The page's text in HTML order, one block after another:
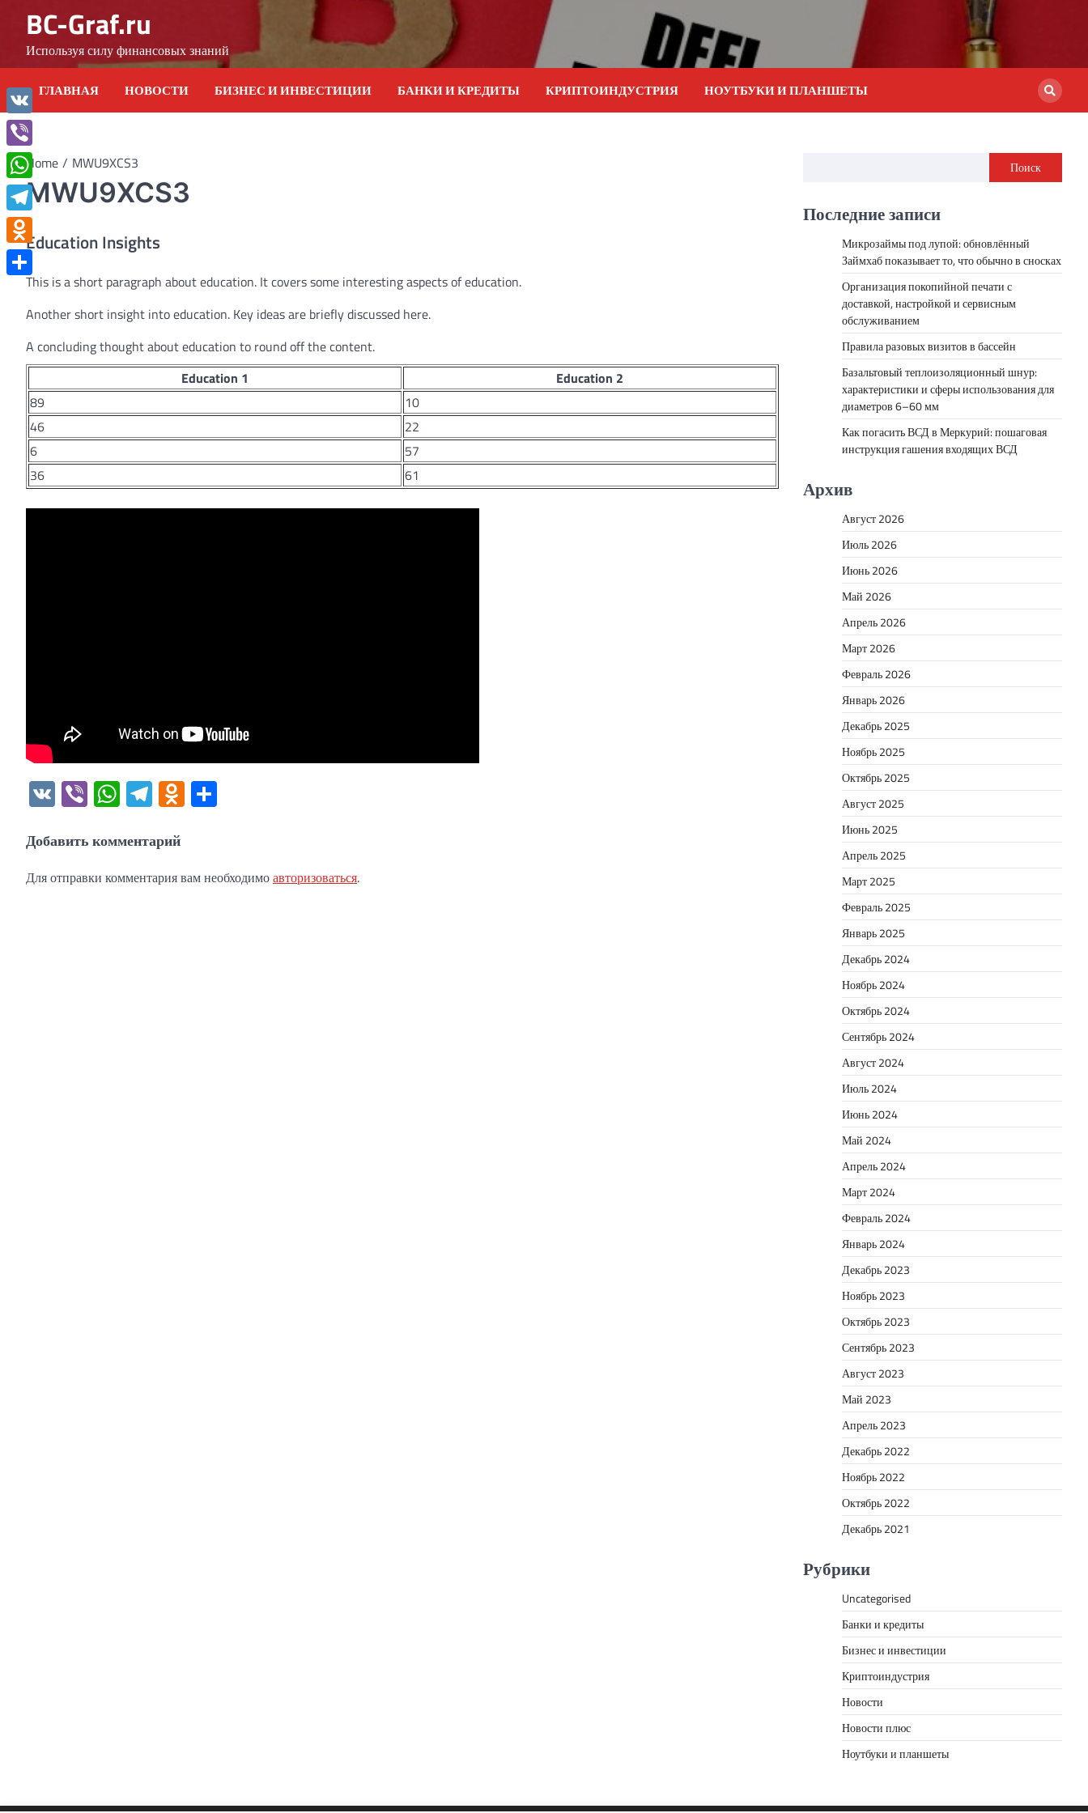
content
BC-Graf.ru
Используя силу финансовых знаний
ГЛАВНАЯ НОВОСТИ БИЗНЕС И ИНВЕСТИЦИИ БАНКИ И КРЕДИТЫ КРИПТОИНДУСТРИЯ НОУТБУКИ И ПЛАНШЕТЫ
Home MWU9XCS3
MWU9XCS3
Education Insights
This is a short paragraph about education. It covers some interesting aspects of education.
Another short insight into education. Key ideas are briefly discussed here.
A concluding thought about education to round off the content.
Education 1
Education 2
89
10
46
22
6
57
36
61
VK ViberWhatsApp
Telegram
Odnoklassniki
Добавить комментарий
Для отправки комментария вам необходимоавторизоваться.
Поиск
Последние записи
Микрозаймы под лупой: обновлённый
Займхаб показывает то, что обычно в сносках
Организация покопийной печати с
доставкой, настройкой и сервисным
обслуживанием
Правила разовых визитов в бассейн
Базальтовый теплоизоляционный шнур:
характеристики и сферы использования для
диаметров 6–60 мм
Как погасить ВСД в Меркурий: пошаговая
инструкция гашения входящих ВСД
Архив
Август 2026
Июль 2026
Июнь 2026
Май 2026
Апрель 2026
Март 2026
Февраль 2026
Январь 2026
Декабрь 2025
Ноябрь 2025
Октябрь 2025
Август 2025
Июнь 2025
Апрель 2025
Март 2025
Февраль 2025
Январь 2025
Декабрь 2024
Ноябрь 2024
Октябрь 2024
Сентябрь 2024
Август 2024
Июль 2024
Июнь 2024
Май 2024
Апрель 2024
Март 2024
Февраль 2024
Январь 2024
Декабрь 2023
Ноябрь 2023
Октябрь 2023
Сентябрь 2023
Август 2023
Май 2023
Апрель 2023
Декабрь 2022
Ноябрь 2022
Октябрь 2022
Декабрь 2021
Рубрики
Uncategorised
Банки и кредиты
Бизнес и инвестиции
Криптоиндустрия
Новости
Новости плюс
Ноутбуки и планшеты
VK
Viber
WhatsApp
Telegram
Odnoklassniki
Отправить